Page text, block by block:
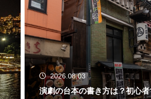
2026.08.03
演劇の台本の書き方は？初心